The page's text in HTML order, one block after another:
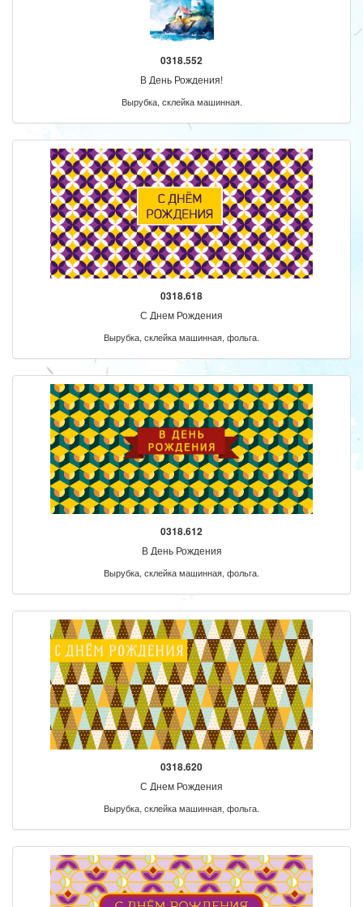
0318.552
В День Рождения!
Вырубка, склейка машинная.
0318.618
С Днем Рождения
Вырубка, склейка машинная, фольга.
0318.612
В День Рождения
Вырубка, склейка машинная, фольга.
0318.620
С Днем Рождения
Вырубка, склейка машинная, фольга.